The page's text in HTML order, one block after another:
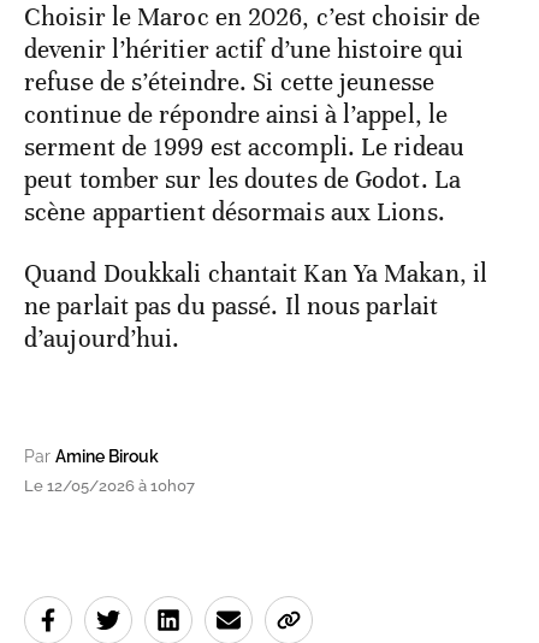
Choisir le Maroc en 2026, c’est choisir de
devenir l’héritier actif d’une histoire qui
refuse de s’éteindre. Si cette jeunesse
continue de répondre ainsi à l’appel, le
serment de 1999 est accompli. Le rideau
peut tomber sur les doutes de Godot. La
scène appartient désormais aux Lions.
Quand Doukkali chantait Kan Ya Makan, il
ne parlait pas du passé. Il nous parlait
d’aujourd’hui.
Par Amine Birouk
Le 12/05/2026 à 10h07